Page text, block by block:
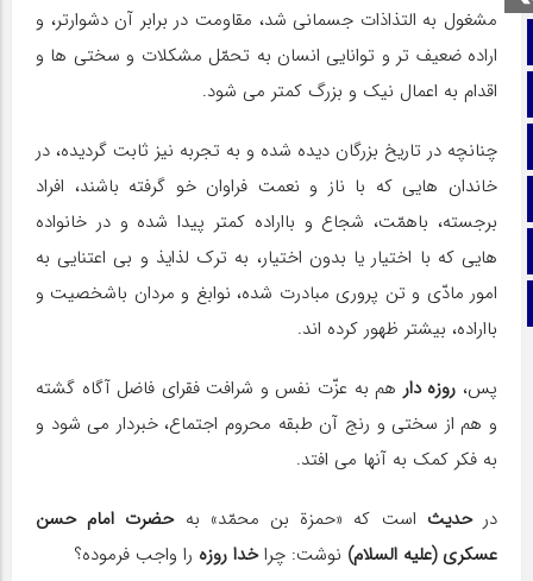
تماس با ما
آپارات
اینستاگرام
تلگرام
مشغول به التذاذات جسمانی شد، مقاومت در برابر آن دشوارتر، و
اراده ضعیف تر و توانایی انسان به تحمّل مشكلات و سختی ها و
اقدام به اعمال نیك و بزرگ كمتر می شود.
چنانچه در تاریخ بزرگان دیده شده و به تجربه نیز ثابت گردیده، در
خاندان هایی كه با ناز و نعمت فراوان خو گرفته باشند، افراد
برجسته، باهمّت، شجاع و بااراده كمتر پیدا شده و در خانواده
هایی كه با اختیار یا بدون اختیار، به ترك لذایذ و بی اعتنایی به
امور مادّی و تن پروری مبادرت شده، نوابغ و مردان باشخصیت و
بااراده، بیشتر ظهور كرده اند.
پس، روزه دار هم به عزّت نفس و شرافت فقرای فاضل آگاه گشته
و هم از سختی و رنج آن طبقه محروم اجتماع، خبردار می شود و
به فكر كمك به آنها می افتد.
درحدیث است كه «حمزة بن محمّد» بهحضرت امام حسن
عسكری (علیه السلام) نوشت: چراخدا روزه را واجب فرموده؟